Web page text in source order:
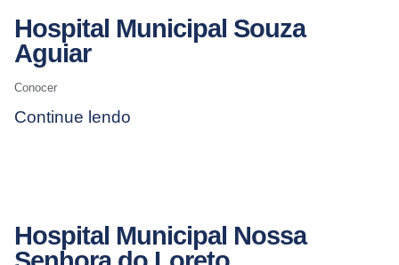
Hospital Municipal Souza
Aguiar
Conocer
Continue lendo
Hospital Municipal Nossa